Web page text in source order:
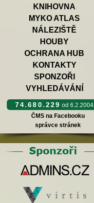
KNIHOVNA
MYKO ATLAS
NÁLEZIŠTĚ
HOUBY
OCHRANA HUB
KONTAKTY
SPONZOŘI
VYHLEDÁVÁNÍ
74.680.229 od 6.2.2004
ČMS na Facebooku
správce stránek